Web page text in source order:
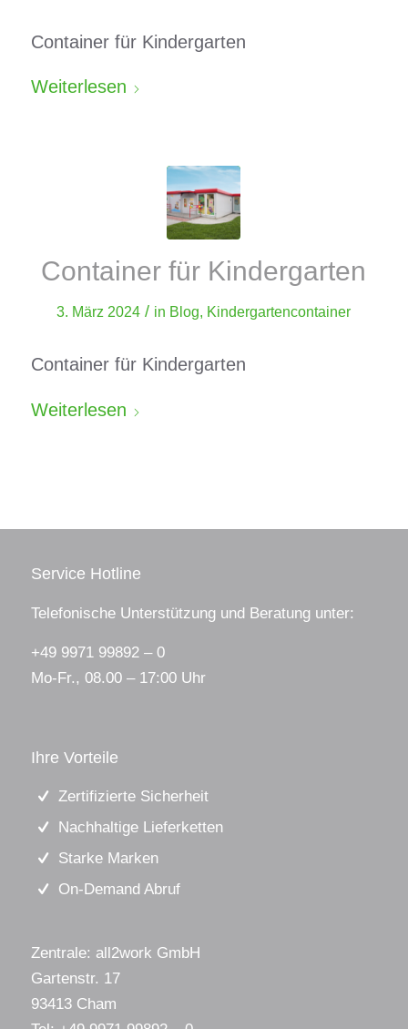
Container für Kindergarten
Weiterlesen
Container für Kindergarten
3. März 2024 / in Blog, Kindergartencontainer
Container für Kindergarten
Weiterlesen
Service Hotline
Telefonische Unterstützung und Beratung unter:
+49 9971 99892 – 0
Mo-Fr., 08.00 – 17:00 Uhr
Ihre Vorteile
Zertifizierte Sicherheit
Nachhaltige Lieferketten
Starke Marken
On-Demand Abruf
Zentrale: all2work GmbH
Gartenstr. 17
93413 Cham